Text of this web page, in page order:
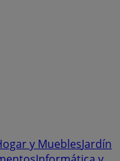
y MueblesJardín